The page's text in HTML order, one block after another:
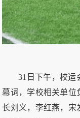
31日下午，校运
幕词，学校相关单位
长刘义，李红燕，宋